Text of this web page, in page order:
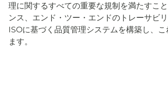
理に関するすべての重要な規制を満たすこ
ンス、エンド・ツー・エンドのトレーサビ
ISOに基づく品質管理システムを構築し、
ます。